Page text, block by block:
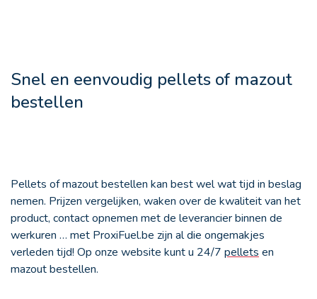
Snel en eenvoudig pellets of mazout
bestellen
Pellets of mazout bestellen kan best wel wat tijd in beslag
nemen. Prijzen vergelijken, waken over de kwaliteit van het
product, contact opnemen met de leverancier binnen de
werkuren … met ProxiFuel.be zijn al die ongemakjes
verleden tijd! Op onze website kunt u 24/7 pellets en
mazout bestellen.